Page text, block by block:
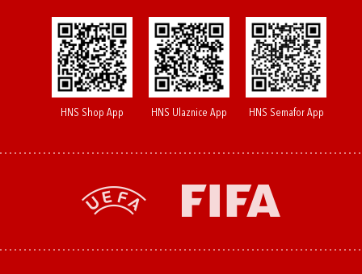
HNS Shop App HNS Ulaznice App HNS Semafor App